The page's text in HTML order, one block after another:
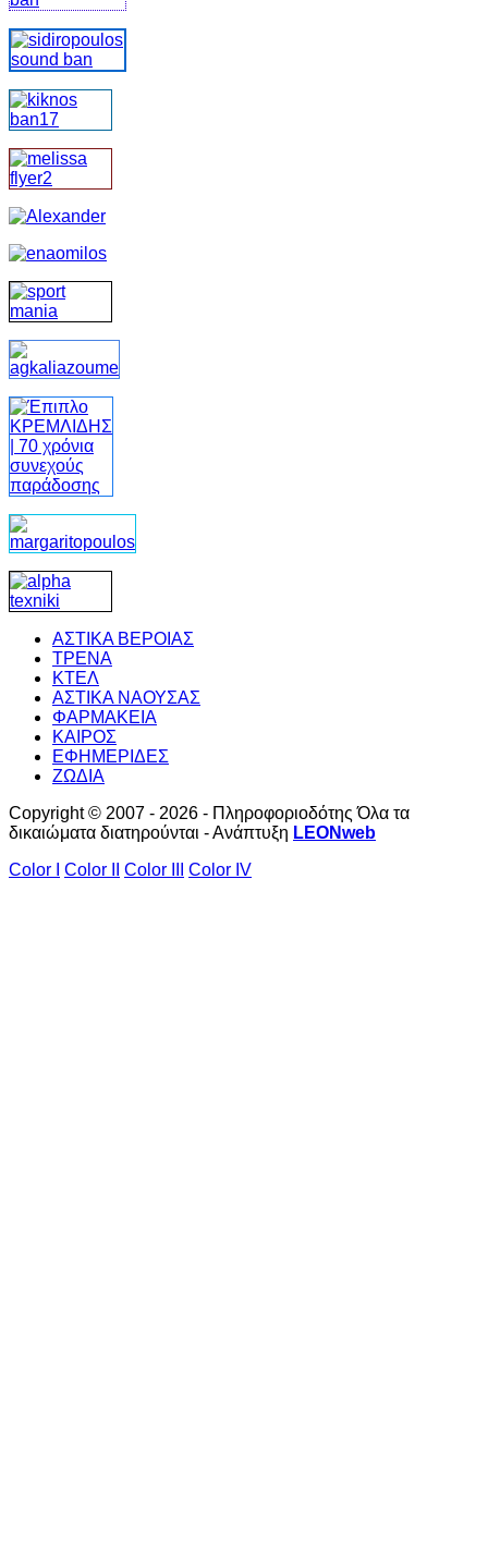
ΑΣΤΙΚΑ ΒΕΡΟΙΑΣ
ΤΡΕΝΑ
ΚΤΕΛ
ΑΣΤΙΚΑ ΝΑΟΥΣΑΣ
ΦΑΡΜΑΚΕΙΑ
ΚΑΙΡΟΣ
ΕΦΗΜΕΡΙΔΕΣ
ΖΩΔΙΑ
Copyright © 2007 - 2026 - Πληροφοριοδότης Όλα τα
δικαιώματα διατηρούνται - Ανάπτυξη LEONweb
Color I
Color II Color III Color IV